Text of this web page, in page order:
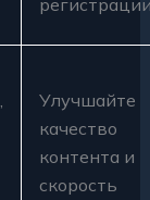
Улучшайте
качество
контента и
скорость